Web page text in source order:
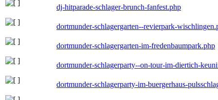
dj-hitparade-schlager-brunch-fanfest.php
dortmunder-schlagergarten--revierpark-
dortmunder-schlagergarten-im-fredenbaumpark.php
dortmunder-schlagerparty--on-tour-im-diertich-
dortmunder-schlagerparty-im-buergerhaus-